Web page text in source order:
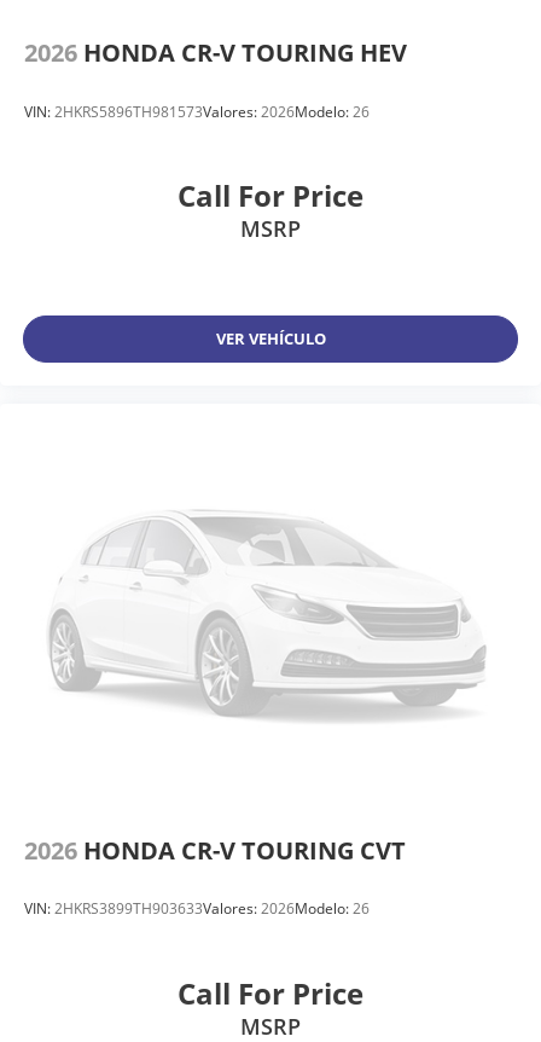
2026 HONDA CR-V TOURING HEV
VIN:2HKRS5896TH981573Valores:2026Modelo:26
Call For Price
MSRP
VER VEHÍCULO
2026 HONDA CR-V TOURING CVT
VIN:2HKRS3899TH903633Valores:2026Modelo:26
Call For Price
MSRP